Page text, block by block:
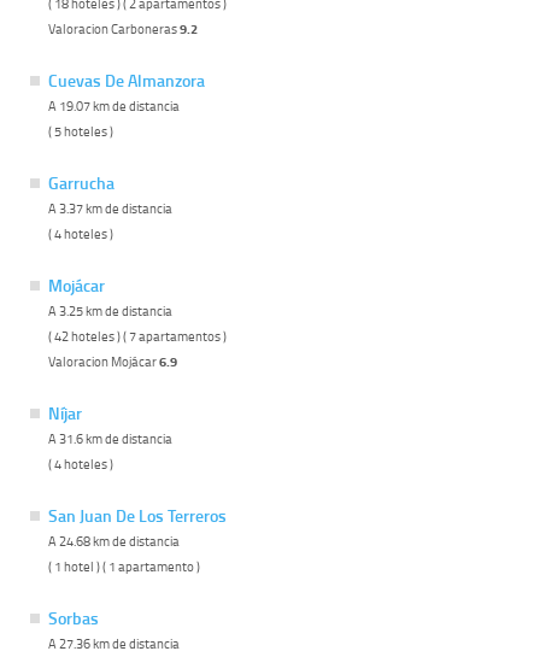
Valoracion Carboneras9.2
Cuevas De Almanzora
A 19.07 km de distancia
( 5 hoteles )
Garrucha
A 3.37 km de distancia
( 4 hoteles )
Mojácar
A 3.25 km de distancia
( 42 hoteles ) ( 7 apartamentos )
Valoracion Mojácar6.9
Níjar
A 31.6 km de distancia
( 4 hoteles )
San Juan De Los Terreros
A 24.68 km de distancia
( 1 hotel ) ( 1 apartamento )
Sorbas
A 27.36 km de distancia